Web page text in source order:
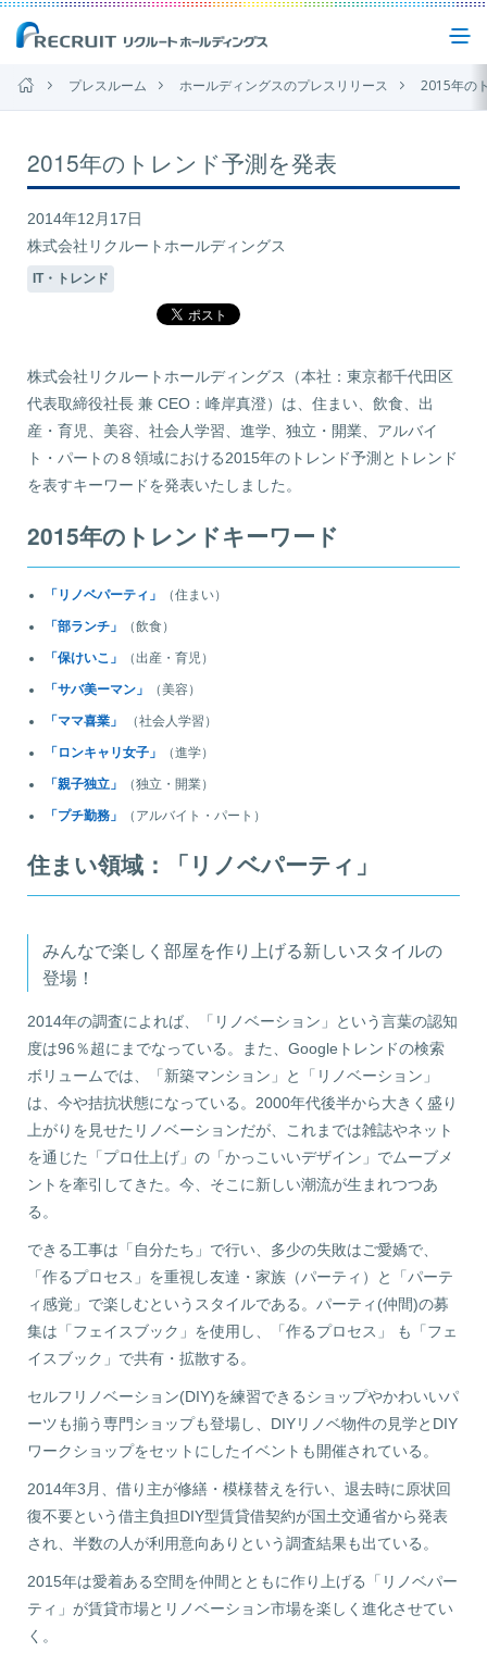
事業紹介
サステナビリティ
IR(投資家情報)
ニュース
お問い合わせ
プレスルーム ホールディングスのプレスリリース 2015年の
2015年のトレンド予測を発表
2014年12月17日
株式会社リクルートホールディングス
IT・トレンド
株式会社リクルートホールディングス（本社：東京都千代田区
代表取締役社長 兼 CEO：峰岸真澄）は、住まい、飲食、出
産・育児、美容、社会人学習、進学、独立・開業、アルバイ
ト・パートの８領域における2015年のトレンド予測とトレンド
を表すキーワードを発表いたしました。
2015年のトレンドキーワード
「リノベパーティ」 （住まい）
「部ランチ」 （飲食）
「保けいこ」 （出産・育児）
「サバ美ーマン」 （美容）
「ママ喜業」 （社会人学習）
「ロンキャリ女子」 （進学）
「親子独立」 （独立・開業）
「プチ勤務」 （アルバイト・パート）
住まい領域：「リノベパーティ」
みんなで楽しく部屋を作り上げる新しいスタイルの
登場！
2014年の調査によれば、「リノベーション」という言葉の認知
度は96％超にまでなっている。また、Googleトレンドの検索
ボリュームでは、「新築マンション」と「リノベーション」
は、今や拮抗状態になっている。2000年代後半から大きく盛り
上がりを見せたリノベーションだが、これまでは雑誌やネット
を通じた「プロ仕上げ」の「かっこいいデザイン」でムーブメ
ントを牽引してきた。今、そこに新しい潮流が生まれつつあ
る。
できる工事は「自分たち」で行い、多少の失敗はご愛嬌で、
「作るプロセス」を重視し友達・家族（パーティ）と「パーテ
ィ感覚」で楽しむというスタイルである。パーティ(仲間)の募
集は「フェイスブック」を使用し、「作るプロセス」 も「フェ
イスブック」で共有・拡散する。
セルフリノベーション(DIY)を練習できるショップやかわいいパ
ーツも揃う専門ショップも登場し、DIYリノベ物件の見学とDIY
ワークショップをセットにしたイベントも開催されている。
2014年3月、借り主が修繕・模様替えを行い、退去時に原状回
復不要という借主負担DIY型賃貸借契約が国土交通省から発表
され、半数の人が利用意向ありという調査結果も出ている。
2015年は愛着ある空間を仲間とともに作り上げる「リノベパー
ティ」が賃貸市場とリノベーション市場を楽しく進化させてい
く。